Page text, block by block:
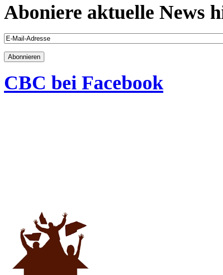
Aboniere aktuelle News
CBC bei Facebook